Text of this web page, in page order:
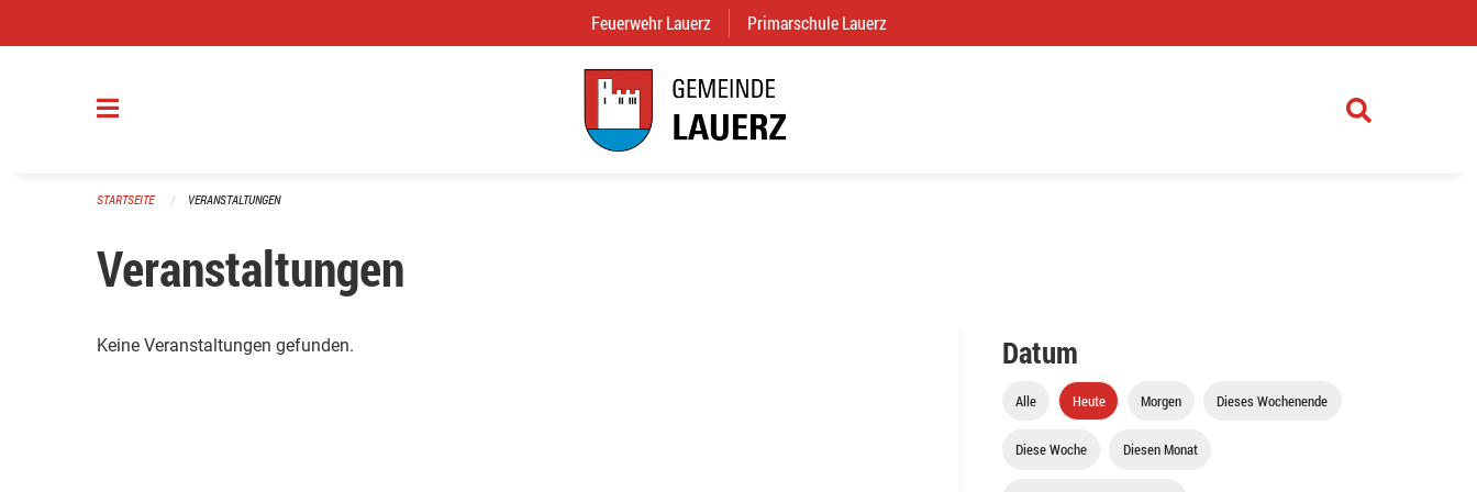
Feuerwehr Lauerz (External Link)
Primarschule Lauerz
STARTSEITE VERANSTALTUNGEN
Veranstaltungen
Keine Veranstaltungen gefunden. Datum
Alle Heute Morgen Dieses Wochenende
Diese Woche Diesen Monat